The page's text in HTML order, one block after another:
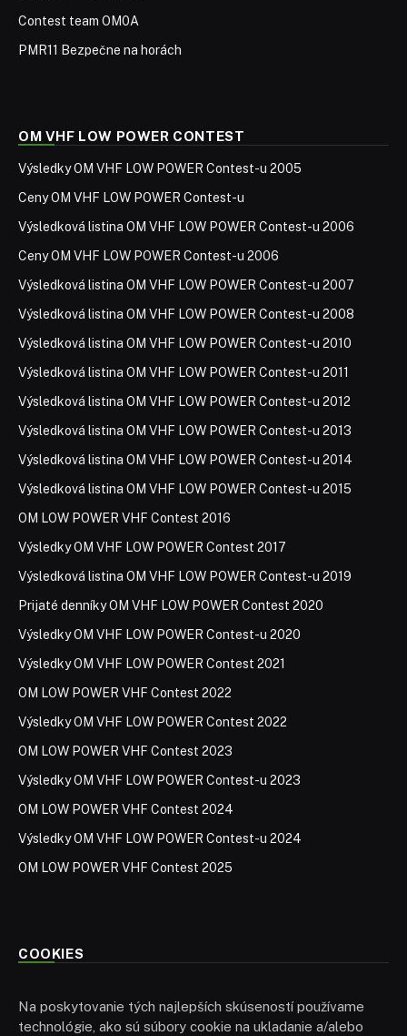
Contest team OM0A
PMR11 Bezpečne na horách
OM VHF LOW POWER CONTEST
Výsledky OM VHF LOW POWER Contest-u 2005
Ceny OM VHF LOW POWER Contest-u
Výsledková listina OM VHF LOW POWER Contest-u 2006
Ceny OM VHF LOW POWER Contest-u 2006
Výsledková listina OM VHF LOW POWER Contest-u 2007
Výsledková listina OM VHF LOW POWER Contest-u 2008
Výsledková listina OM VHF LOW POWER Contest-u 2010
Výsledková listina OM VHF LOW POWER Contest-u 2011
Výsledková listina OM VHF LOW POWER Contest-u 2012
Výsledková listina OM VHF LOW POWER Contest-u 2013
Výsledková listina OM VHF LOW POWER Contest-u 2014
Výsledková listina OM VHF LOW POWER Contest-u 2015
OM LOW POWER VHF Contest 2016
Výsledky OM VHF LOW POWER Contest 2017
Výsledková listina OM VHF LOW POWER Contest-u 2019
Prijaté denníky OM VHF LOW POWER Contest 2020
Výsledky OM VHF LOW POWER Contest-u 2020
Výsledky OM VHF LOW POWER Contest 2021
OM LOW POWER VHF Contest 2022
Výsledky OM VHF LOW POWER Contest 2022
OM LOW POWER VHF Contest 2023
Výsledky OM VHF LOW POWER Contest-u 2023
OM LOW POWER VHF Contest 2024
Výsledky OM VHF LOW POWER Contest-u 2024
OM LOW POWER VHF Contest 2025
COOKIES
Na poskytovanie tých najlepších skúseností používame
technológie, ako sú súbory cookie na ukladanie a/alebo